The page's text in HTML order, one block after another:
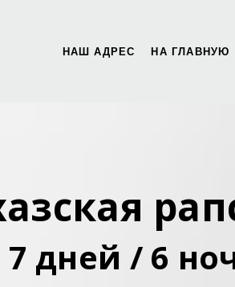
НАШ АДРЕС НА ГЛАВНУЮ
7 дней / 6